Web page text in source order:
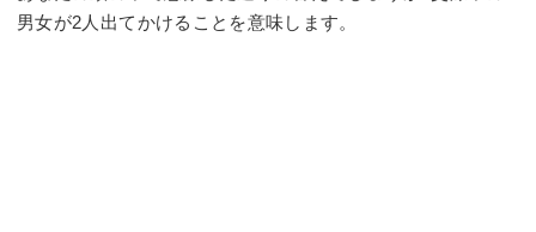
男女が2人出てかけることを意味します。